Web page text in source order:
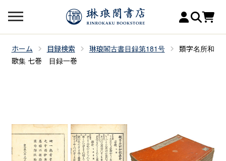
ホーム 目録検索 琳琅閣古書目録第181号
類字名所和
歌集 七巻 目録一巻